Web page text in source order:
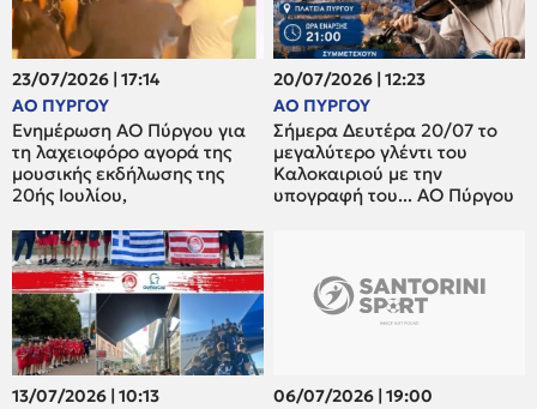
23/07/2026 | 17:14
ΑΟ ΠΥΡΓΟΥ
Ενημέρωση ΑΟ Πύργου για
τη λαχειοφόρο αγορά της
μουσικής εκδήλωσης της
20ής Ιουλίου,
20/07/2026 | 12:23
ΑΟ ΠΥΡΓΟΥ
Σήμερα Δευτέρα 20/07 το
μεγαλύτερο γλέντι του
Καλοκαιριού με την
υπογραφή του... ΑΟ Πύργου
13/07/2026 | 10:13
06/07/2026 | 19:00